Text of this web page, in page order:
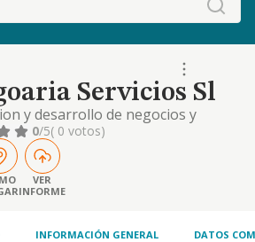
Servicios Sl
y desarrollo de negocios y
a la hosteleria y
la compraventa, al por mayor y
importacion,
distribucion y almacenaje de
alimen
0/5( 0 votos)
VER
INFORME
INFORMACIÓN GENERAL DATOS